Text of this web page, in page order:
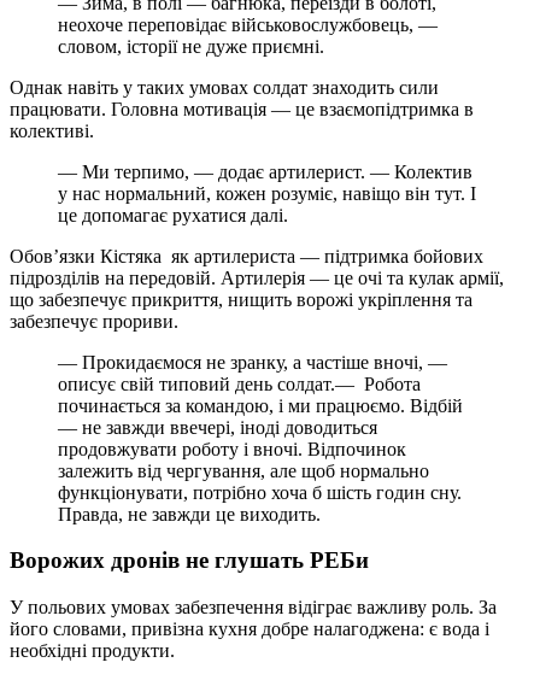
неохоче переповідає військовослужбовець, —
словом, історії не дуже приємні.
Однак навіть у таких умовах солдат знаходить сили
працювати. Головна мотивація — це взаємопідтримка в
колективі.
— Ми терпимо, — додає артилерист. — Колектив
у нас нормальний, кожен розуміє, навіщо він тут. І
це допомагає рухатися далі.
Обов’язки Кістяка як артилериста — підтримка бойових
підрозділів на передовій. Артилерія — це очі та кулак армії,
що забезпечує прикриття, нищить ворожі укріплення та
забезпечує прориви.
— Прокидаємося не зранку, а частіше вночі, —
описує свій типовий день солдат.— Робота
починається за командою, і ми працюємо. Відбій
— не завжди ввечері, іноді доводиться
продовжувати роботу і вночі. Відпочинок
залежить від чергування, але щоб нормально
функціонувати, потрібно хоча б шість годин сну.
Правда, не завжди це виходить.
Ворожих дронів не глушать РЕБи
У польових умовах забезпечення відіграє важливу роль. За
його словами, привізна кухня добре налагоджена: є вода і
необхідні продукти.